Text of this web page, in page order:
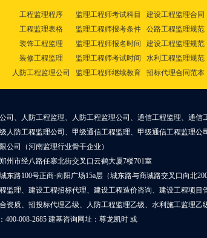
工程监理程序
工程监理表格
装饰工程监理
装修工程监理
人防工程监理公司
监理工程师考试科目
监理工程师报考条件
监理工程师报名时间
监理工程师考试时间
监理工程师继续教育
建设工程监理合同
公路工程监理规范
建设工程监理规范
水利工程监理规范
招标代理合同范本
司、人防工程监理、人防工程监理公司、通信工程监理、通信
人防工程监理公司、甲级通信工程监理、甲级通信工程监理公
公司（河南监理行业骨干企业）
州市经八路任寨北街交叉口云鹤大厦7楼701室
东路100号正商·向阳广场15a层（城东路与商城路交叉口向北200
监理、建设工程招标代理、建设工程造价咨询、建设工程项目
资质、招投标代理乙级、人防工程监理乙级、水利施工监理乙
400-008-2685 建基咨询网址： 尊龙凯时 或